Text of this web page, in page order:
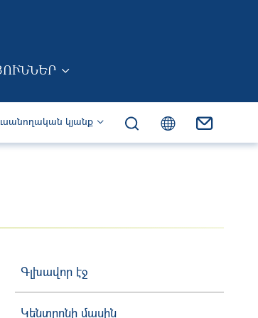
կյանք
Գլխավոր էջ
Կենտրոնի մասին